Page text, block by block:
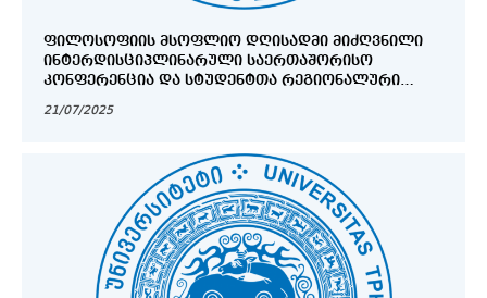
ᲤᲘᲚᲝᲡᲝᲤᲘᲘᲡ ᲛᲡᲝᲤᲚᲘᲝ ᲓᲦᲘᲡᲐᲓᲛᲘ ᲛᲘᲫᲦᲕᲜᲘᲚᲘ
ᲘᲜᲢᲔᲠᲓᲘᲡᲪᲘᲞᲚᲘᲜᲐᲠᲣᲚᲘ ᲡᲐᲔᲠᲗᲐᲨᲝᲠᲘᲡᲝ
ᲙᲝᲜᲤᲔᲠᲔᲜᲪᲘᲐ ᲓᲐ ᲡᲢᲣᲓᲔᲜᲢᲗᲐ ᲠᲔᲒᲘᲝᲜᲐᲚᲣᲠᲘ
21/07/2025